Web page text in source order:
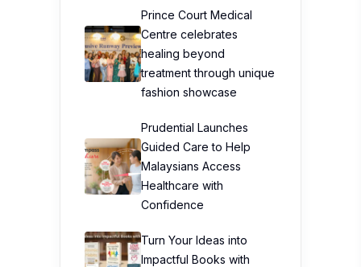
Prince Court Medical
Centre celebrates
healing beyond
treatment through unique
fashion showcase
Prudential Launches
Guided Care to Help
Malaysians Access
Healthcare with
Confidence
Turn Your Ideas into
Impactful Books with